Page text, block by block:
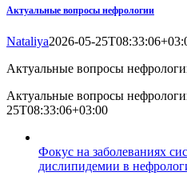
Актуальные вопросы нефрологии
Nataliya2026-05-
Актуальные вопросы
Актуальные вопросы
25T08:33:06+03:00
Фокус на заболеваниях
дислипидемии в